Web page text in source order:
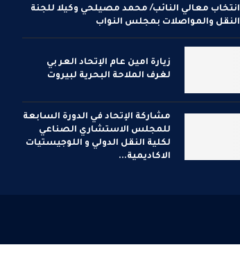
انتخاب معالي النائب/ محمد مصيلحي وكيلا للجنة
النقل والمواصلات بمجلس النواب
زيارة امين عام الإتحاد العر بي
لغرف الملاحة البحرية لبيروت
مشاركة الإتحاد في الدورة السابعة
للمجلس الاستشاري الصناعي
لكلية النقل الدولي و اللوجيستيات
الاكاديمية...